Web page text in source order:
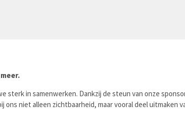
sterk in samenwerken. Dankzij de steun van onze
niet alleen zichtbaarheid, maar vooral deel uitmaken